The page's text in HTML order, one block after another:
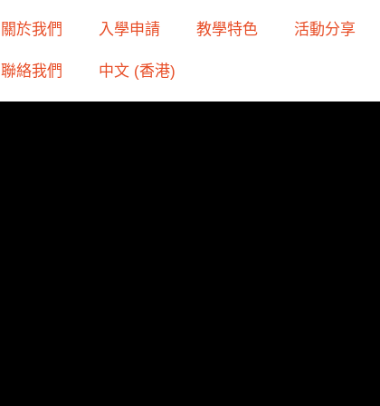
關於我們 入學申請 教學特色 活動分享
聯絡我們 中文 (香港)